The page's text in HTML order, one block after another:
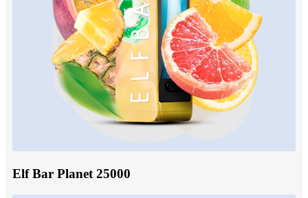
Elf Bar Planet 25000